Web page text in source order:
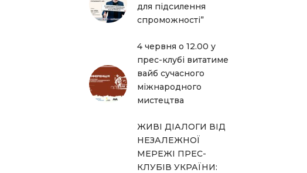
для підсилення
спроможності”
4 червня о 12.00 у
прес-клубі витатиме
вайб сучасного
міжнародного
мистецтва
ЖИВІ ДІАЛОГИ ВІД
НЕЗАЛЕЖНОЇ
МЕРЕЖІ ПРЕС-
КЛУБІВ УКРАЇНИ: